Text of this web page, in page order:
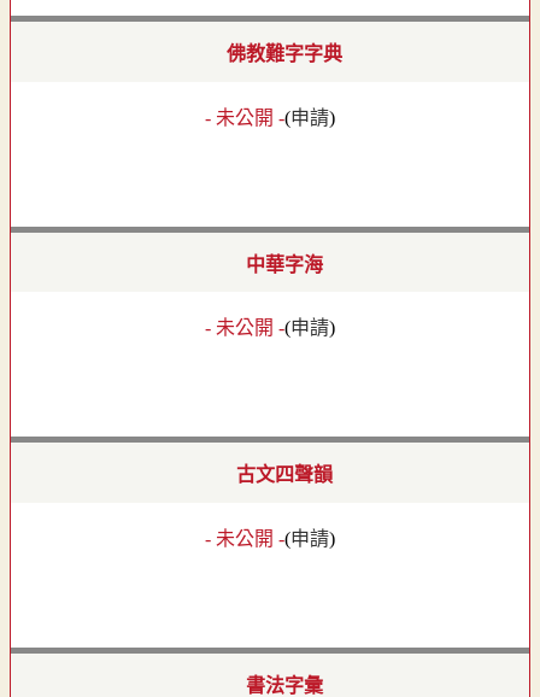
佛教難字字典
- 未公開 -(申請)
中華字海
- 未公開 -(申請)
古文四聲韻
- 未公開 -(申請)
書法字彙